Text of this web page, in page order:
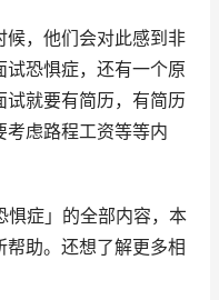
候，他们会对此感到非
试恐惧症，还有一个原
试就要有简历，有简历
考虑路程工资等等内
惧症」的全部内容，本
助。还想了解更多相